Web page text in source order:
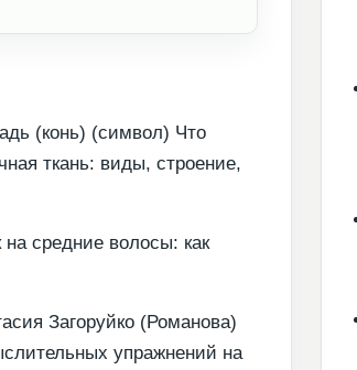
(конь) (символ) Что
ткань: виды, строение,
средние волосы: как
Загоруйко (Романова)
упражнений на